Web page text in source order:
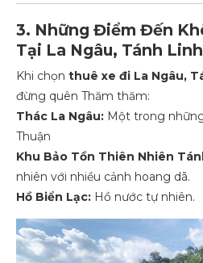
3. Những Điểm Đến
Tại La Ngâu, Tánh Linh
Khi chọn thuê xe đi La Ngâu,
đừng quên Thăm thăm:
Thác La Ngâu: Một trong
Thuận
Khu Bảo Tồn Thiên Nhiên
nhiên với nhiều cảnh hoang dã.
Hồ Biển Lạc: Hồ nước tự nhiên.